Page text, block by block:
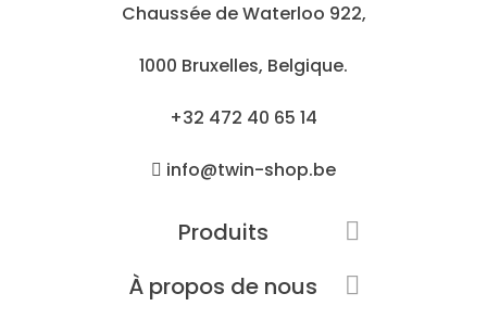
Chaussée de Waterloo 922,
1000 Bruxelles, Belgique.
+32 472 40 65 14
info@twin-shop.be
Produits 
À propos de nous 